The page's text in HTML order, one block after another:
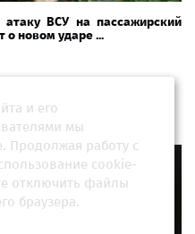
ВСУ на пассажирский
о новом ударе ...
и его
мы
Продолжая работу с
cookie-
отключить файлы
браузера.